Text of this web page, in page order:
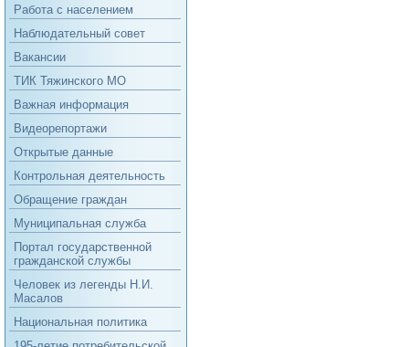
Работа с населением
Наблюдательный совет
Вакансии
ТИК Тяжинского МО
Важная информация
Видеорепортажи
Открытые данные
Контрольная деятельность
Обращение граждан
Муниципальная служба
Портал государственной
гражданской службы
Человек из легенды Н.И.
Масалов
Национальная политика